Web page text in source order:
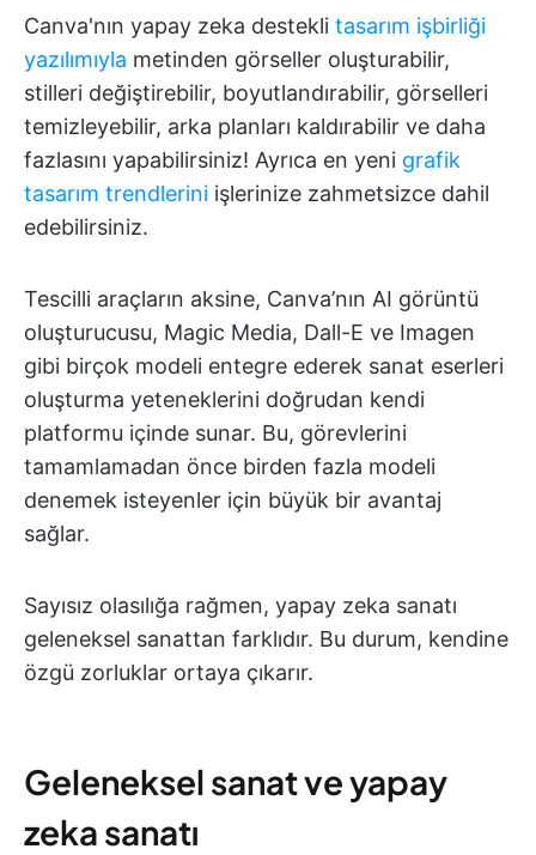
Canva'nın yapay zeka destekli tasarım işbirliği
yazılımıyla metinden görseller oluşturabilir,
stilleri değiştirebilir, boyutlandırabilir, görselleri
temizleyebilir, arka planları kaldırabilir ve daha
fazlasını yapabilirsiniz! Ayrıca en yeni grafik
tasarım trendlerini işlerinize zahmetsizce dahil
edebilirsiniz.
Tescilli araçların aksine, Canva’nın AI görüntü
oluşturucusu, Magic Media, Dall-E ve Imagen
gibi birçok modeli entegre ederek sanat eserleri
oluşturma yeteneklerini doğrudan kendi
platformu içinde sunar. Bu, görevlerini
tamamlamadan önce birden fazla modeli
denemek isteyenler için büyük bir avantaj
sağlar.
Sayısız olasılığa rağmen, yapay zeka sanatı
geleneksel sanattan farklıdır. Bu durum, kendine
özgü zorluklar ortaya çıkarır.
Geleneksel sanat ve yapay
zeka sanatı